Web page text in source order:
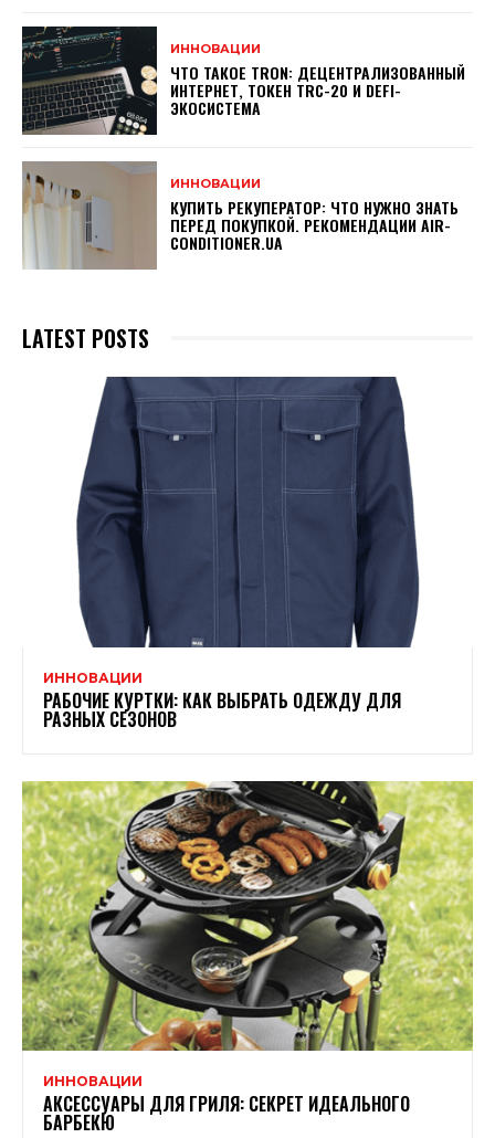
ИННОВАЦИИ
ЧТО ТАКОЕ TRON: ДЕЦЕНТРАЛИЗОВАННЫЙ
ИНТЕРНЕТ, ТОКЕН TRC-20 И DEFI-
ЭКОСИСТЕМА
ИННОВАЦИИ
КУПИТЬ РЕКУПЕРАТОР: ЧТО НУЖНО ЗНАТЬ
ПЕРЕД ПОКУПКОЙ. РЕКОМЕНДАЦИИ AIR-
CONDITIONER.UA
LATEST POSTS
ИННОВАЦИИ
РАБОЧИЕ КУРТКИ: КАК ВЫБРАТЬ ОДЕЖДУ ДЛЯ
РАЗНЫХ СЕЗОНОВ
ИННОВАЦИИ
АКСЕССУАРЫ ДЛЯ ГРИЛЯ: СЕКРЕТ ИДЕАЛЬНОГО
БАРБЕКЮ